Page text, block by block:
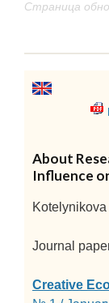
Страница
About
Influence
Kotelynikova
Journal
Creative